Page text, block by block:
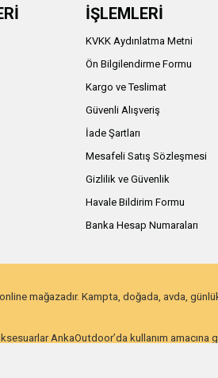
İŞLEMLERİ
KVKK Aydınlatma Metni
Ön Bilgilendirme Formu
Kargo ve Teslimat
Güvenli Alışveriş
İade Şartları
Mesafeli Satış Sözleşmesi
Gizlilik ve Güvenlik
Havale Bildirim Formu
Banka Hesap Numaraları
mağazadır. Kampta, doğada, avda,
AnkaOutdoor’da kullanım amacına